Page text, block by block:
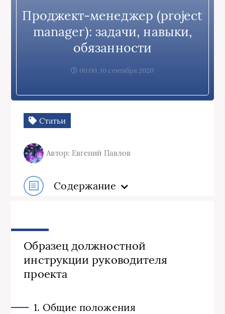
Проджект-менеджер (project
manager): задачи, навыки,
обязанности
00:00, 10 сентября 2020
Статьи
Автор: Евгений Павлов
Содержание
Образец должностной
инструкции руководителя
проекта
1. Общие положения